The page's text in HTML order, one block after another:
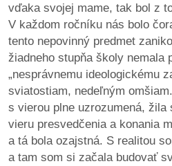
vďaka svojej mame, tak bol z
V každom ročníku nás bolo
tento nepovinný predmet
žiadneho stupňa školy nemala
„nesprávnemu ideologickému
sviatostiam, nedeľným
s vierou plne uzrozumená, žila
vieru presvedčenia a konania
a tá bola ozajstná. S realitou
a tam som si začala budovať